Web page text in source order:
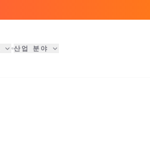
산업 분야